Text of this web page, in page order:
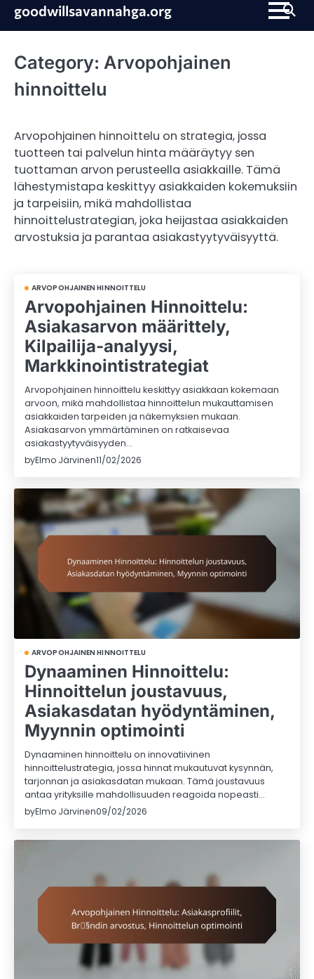
Skipgoodwillsavannahga.org
Category: Arvopohjainen
hinnoittelu
Arvopohjainen hinnoittelu on strategia, jossa
tuotteen tai palvelun hinta määräytyy sen
tuottaman arvon perusteella asiakkaille. Tämä
lähestymistapa keskittyy asiakkaiden kokemuksiin
ja tarpeisiin, mikä mahdollistaa
hinnoittelustrategian, joka heijastaa asiakkaiden
arvostuksia ja parantaa asiakastyytyväisyyttä.
ARVOPOHJAINEN HINNOITTELU
Arvopohjainen Hinnoittelu:
Asiakasarvon määrittely,
Kilpailija-analyysi,
Markkinointistrategiat
Arvopohjainen hinnoittelu keskittyy asiakkaan kokemaan
arvoon, mikä mahdollistaa hinnoittelun mukauttamisen
asiakkaiden tarpeiden ja näkemyksien mukaan.
Asiakasarvon ymmärtäminen on ratkaisevaa
asiakastyytyväisyyden…
byElmo Järvinen11/02/2026
ARVOPOHJAINEN HINNOITTELU
Dynaaminen Hinnoittelu:
Hinnoittelun joustavuus,
Asiakasdatan hyödyntäminen,
Myynnin optimointi
Dynaaminen hinnoittelu on innovatiivinen
hinnoittelustrategia, jossa hinnat mukautuvat kysynnän,
tarjonnan ja asiakasdatan mukaan. Tämä joustavuus
antaa yrityksille mahdollisuuden reagoida nopeasti…
byElmo Järvinen09/02/2026